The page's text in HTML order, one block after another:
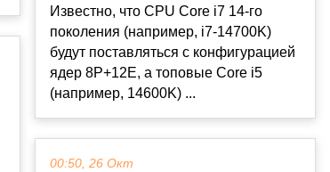
Известно, что CPU Core i7 14-го
поколения (например, i7-14700K)
будут поставляться с конфигурацией
ядер 8P+12E, а топовые Core i5
(например, 14600K) ...
00:50, 26 Окт